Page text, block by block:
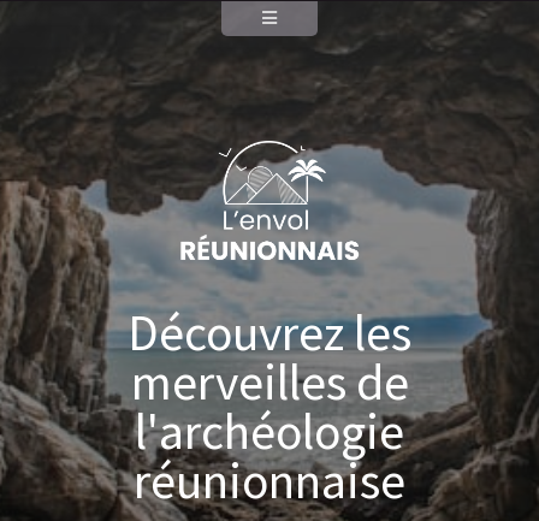
Découvrez les
merveilles de
l'archéologie
réunionnaise